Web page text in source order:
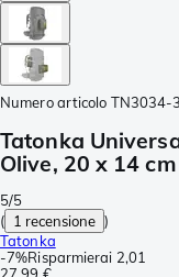
Numero articolo TN3034-
Tatonka
Olive, 20 x 14 cm
5/5
( 1 recensione )
Tatonka
-7%Risparmierai 2,01